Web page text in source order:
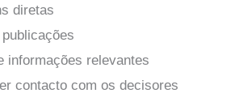
diretas
informações relevantes
contacto com os decisores